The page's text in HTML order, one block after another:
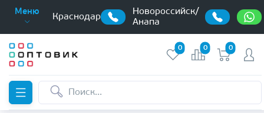
Меню
Краснодар
Новороссийск/
Анапа
0 0 0